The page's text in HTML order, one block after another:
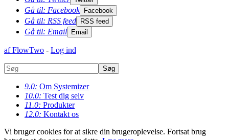
Gå til: Facebook Facebook
Gå til: RSS feed RSS feed
Gå til: Email Email
af FlowTwo - Log ind
9.0: Om Systemizer
10.0: Test dig selv
11.0: Produkter
12.0: Kontakt os
Vi bruger cookies for at sikre din brugeroplevelse. Fortsat brug